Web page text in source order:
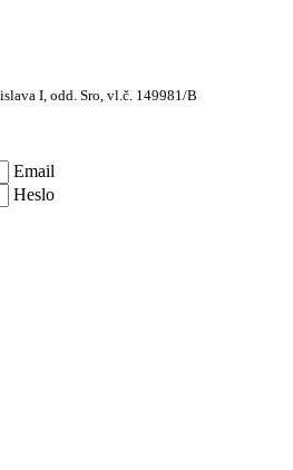
I, odd. Sro, vl.č. 149981/B
Email
Heslo